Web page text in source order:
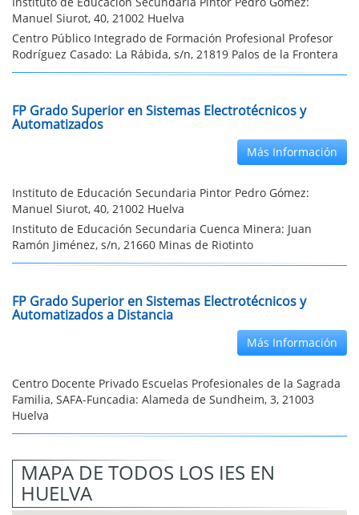
Manuel Siurot, 40, 21002 Huelva
Centro Público Integrado de Formación Profesional Profesor
Rodríguez Casado: La Rábida, s/n, 21819 Palos de la Frontera
FP Grado Superior en Sistemas Electrotécnicos y
Automatizados
Más Información
Instituto de Educación Secundaria Pintor Pedro Gómez:
Manuel Siurot, 40, 21002 Huelva
Instituto de Educación Secundaria Cuenca Minera: Juan
Ramón Jiménez, s/n, 21660 Minas de Riotinto
FP Grado Superior en Sistemas Electrotécnicos y
Automatizados a Distancia
Más Información
Centro Docente Privado Escuelas Profesionales de la Sagrada
Familia, SAFA-Funcadia: Alameda de Sundheim, 3, 21003
Huelva
MAPA DE TODOS LOS IES EN
HUELVA